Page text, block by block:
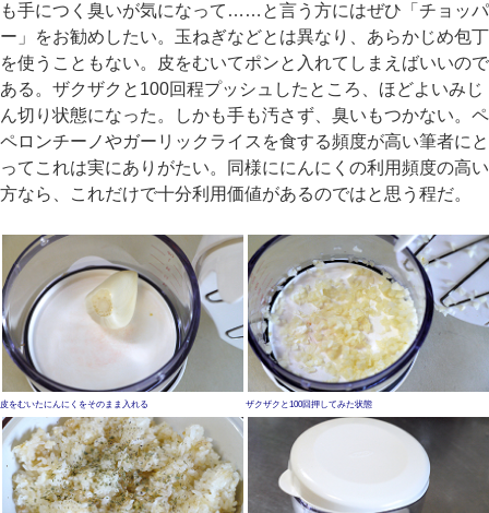
も手につく臭いが気になって……と言う方にはぜひ「チョッパ
ー」をお勧めしたい。玉ねぎなどとは異なり、あらかじめ包丁
を使うこともない。皮をむいてポンと入れてしまえばいいので
ある。ザクザクと100回程プッシュしたところ、ほどよいみじ
ん切り状態になった。しかも手も汚さず、臭いもつかない。ペ
ペロンチーノやガーリックライスを食する頻度が高い筆者にと
ってこれは実にありがたい。同様ににんにくの利用頻度の高い
方なら、これだけで十分利用価値があるのではと思う程だ。
皮をむいたにんにくをそのまま入れる ザクザクと100回押してみた状態